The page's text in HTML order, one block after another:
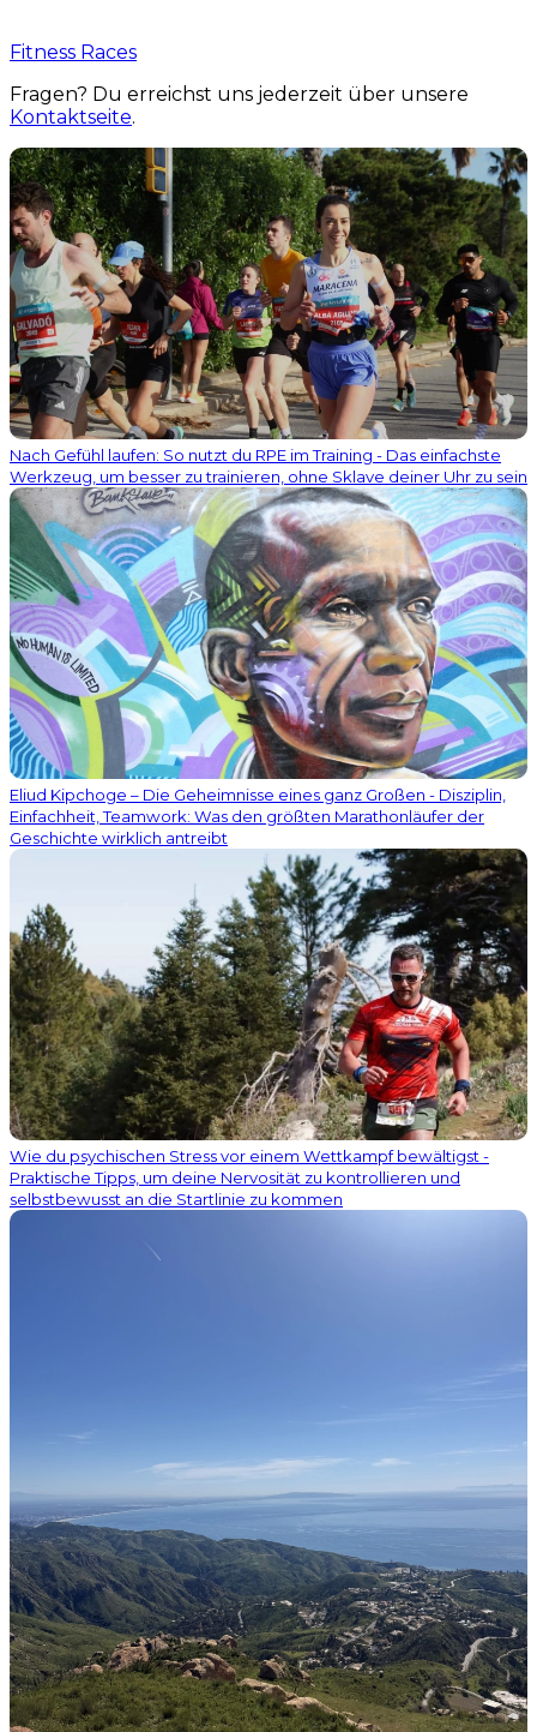
Fitness Races
Fragen? Du erreichst uns jederzeit über unsere
Kontaktseite.
Nach Gefühl laufen: So nutzt du RPE im Training - Das einfachste
Werkzeug, um besser zu trainieren, ohne Sklave deiner Uhr zu sein
Eliud Kipchoge – Die Geheimnisse eines ganz Großen - Disziplin,
Einfachheit, Teamwork: Was den größten Marathonläufer der
Geschichte wirklich antreibt
Wie du psychischen Stress vor einem Wettkampf bewältigst -
Praktische Tipps, um deine Nervosität zu kontrollieren und
selbstbewusst an die Startlinie zu kommen